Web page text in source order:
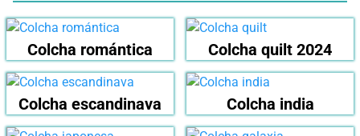
Colcha romántica Colcha quilt 2024
Colcha escandinava Colcha india